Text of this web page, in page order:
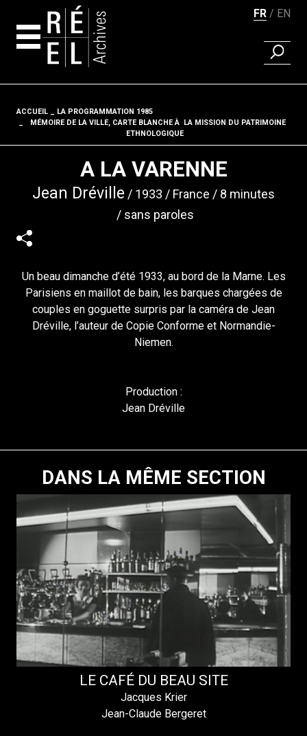
FR EN
ACCUEIL
LA PROGRAMMATION 1985
MÉMOIRE DE LA VILLE, CARTE BLANCHE À LA MISSION DU PATRIMOINE
ETHNOLOGIQUE
A LA VARENNE
Jean Dréville 1933 France
8 minutes
sans paroles
Un beau dimanche d’été 1933, au bord de la Marne. Les
Parisiens en maillot de bain, les barques chargées de
couples en goguette surpris par la caméra de Jean
Dréville, l’auteur de Copie Conforme et Normandie-
Niemen.
Production :
Jean Dréville
DANS LA MÊME SECTION
LE CAFÉ DU BEAU SITE
Jacques Krier
Jean-Claude Bergeret